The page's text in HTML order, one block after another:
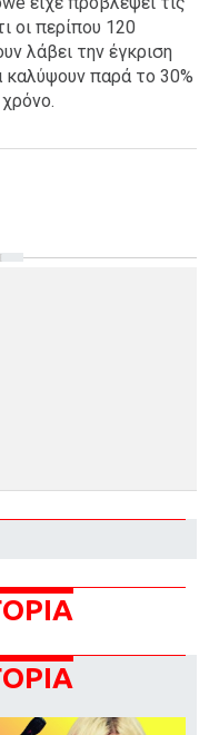
οι περίπου 120
λάβει την έγκριση
καλύψουν παρά το 30%